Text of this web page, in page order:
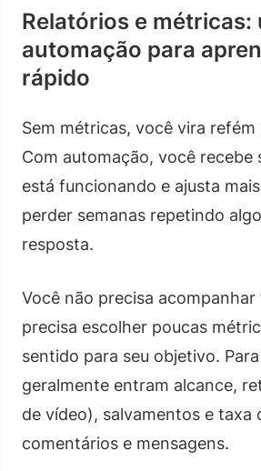
Relatórios e métricas:
automação para
rápido
Sem métricas, você vira refém
Com automação, você recebe
está funcionando e ajusta
perder semanas repetindo
resposta.
Você não precisa acompanhar
precisa escolher poucas
sentido para seu objetivo.
geralmente entram alcance,
de vídeo), salvamentos e taxa
comentários e mensagens.